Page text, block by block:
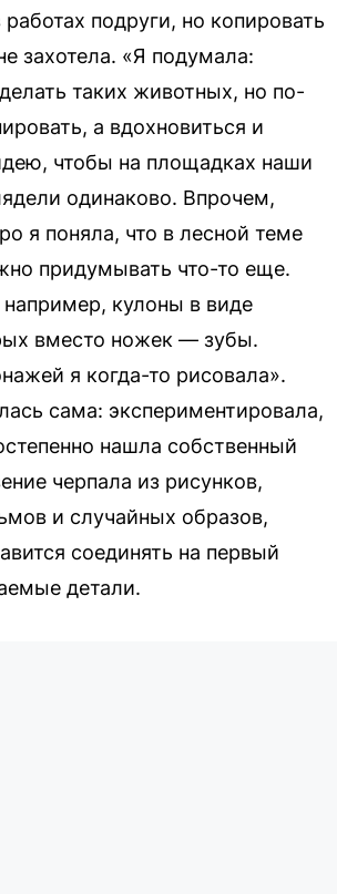
подруги, но копировать
захотела. «Я подумала:
таких животных, но по-
а вдохновиться и
чтобы на площадках наши
одинаково. Впрочем,
я поняла, что в лесной теме
придумывать что-то еще.
кулоны в виде
вместо ножек — зубы.
я когда-то рисовала».
сама: экспериментировала,
нашла собственный
черпала из рисунков,
и случайных образов,
соединять на первый
детали.